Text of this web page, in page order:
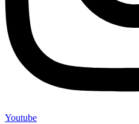
Youtube